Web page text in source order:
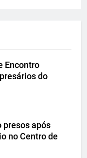
Encontro
do
presos após
no Centro de